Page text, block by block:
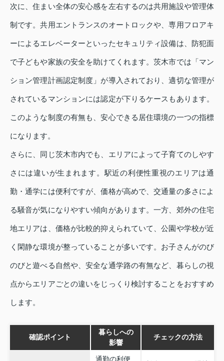
次に、住まい全体の安心感を左右するのは共用施設や管理体
制です。共用エントランスのオートロックや、専用フロアキ
ーによるエレベーターといったセキュリティ設備は、防犯面
で子どもや家族の安全を助けてくれます。茨木市では「マン
ション管理計画認定制度」が導入されており、適切な管理が
されているマンションには認定が下りるケースもあります。
このような制度の有無も、安心できる居住環境の一つの指標
になります。
さらに、同じ茨木市内でも、エリアによって子育てのしやす
さには違いが生まれます。駅近の利便性重視のエリアは通
勤・通学には便利ですが、価格が高めで、交通量の多さによ
る騒音が気になりやすい傾向があります。一方、郊外の住宅
地エリアは、価格が比較的抑えられていて、公園や学校が近
く閑静な環境が整っていることが多いです。お子さんがのび
のびと遊べる自然や、安全な通学路の有無など、暮らしの視
点からエリアごとの違いをじっくり検討することをおすすめ
します。
確認ポイント
暮らしへの
影響
チェックの方法
通勤の利便